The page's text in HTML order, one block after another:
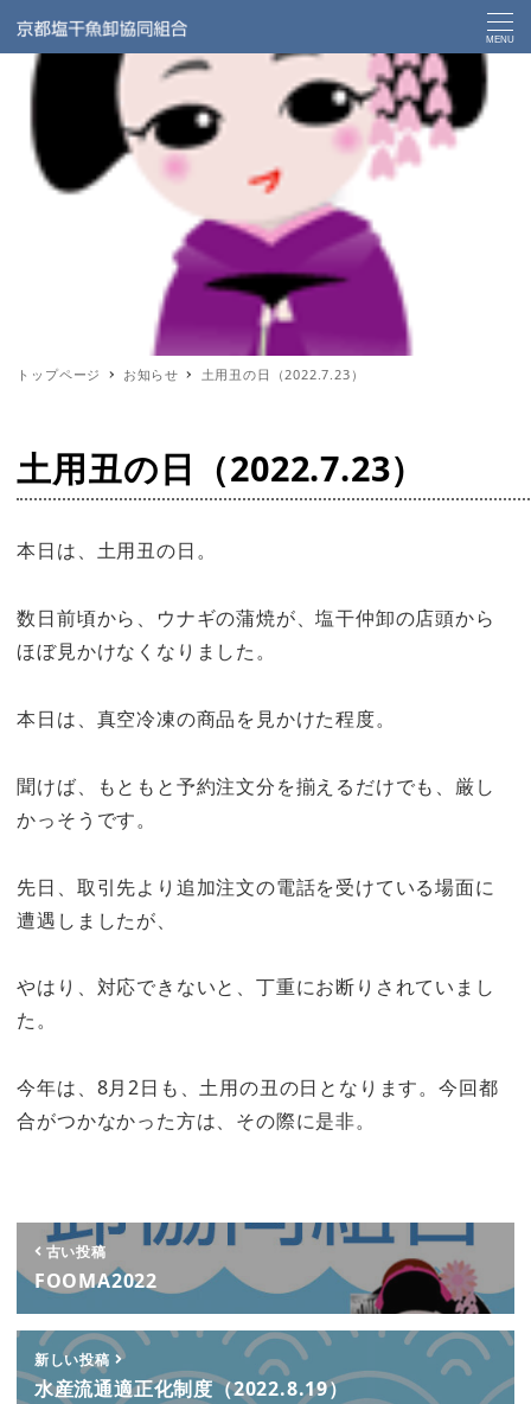
MENU
トップページ お知らせ 土用丑の日（2022.7.23）
土用丑の日（2022.7.23）
本日は、土用丑の日。
数日前頃から、ウナギの蒲焼が、塩干仲卸の店頭から
ほぼ見かけなくなりました。
本日は、真空冷凍の商品を見かけた程度。
聞けば、もともと予約注文分を揃えるだけでも、厳し
かっそうです。
先日、取引先より追加注文の電話を受けている場面に
遭遇しましたが、
やはり、対応できないと、丁重にお断りされていまし
た。
今年は、8月2日も、土用の丑の日となります。今回都
合がつかなかった方は、その際に是非。
古い投稿
FOOMA2022
新しい投稿
水産流通適正化制度（2022.8.19）